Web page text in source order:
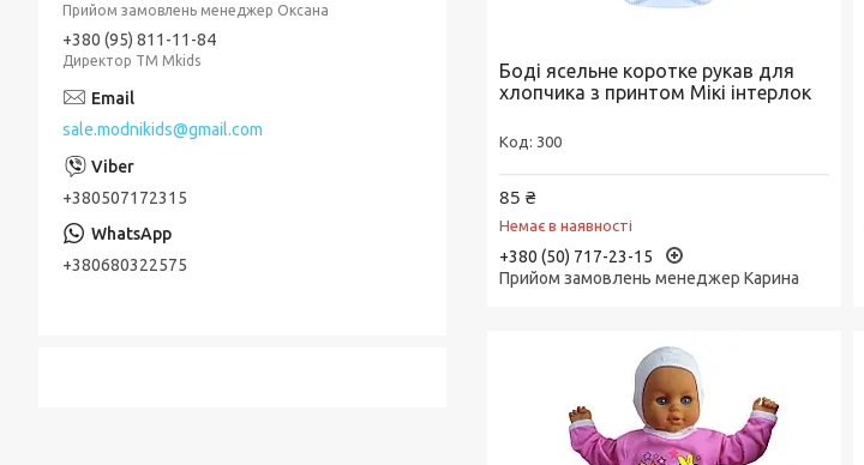
Боді ясельне коротке рукав для
хлопчика з принтом Мікі інтерлок
300
85 ₴
Немає в наявності
+380 (50) 717-23-15
Прийом замовлень менеджер Карина
Прийом замовлень менеджер Оксана
+380 (95) 811-11-84
Директор ТМ Mkids
sale.modnikids@gmail.com
+380507172315
+380680322575